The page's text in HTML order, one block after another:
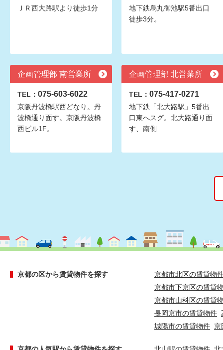
ＪＲ西大路駅より徒歩1分
地下鉄烏丸御池駅5番出口
徒歩3分。
企画管理部 南営業所
TEL： 075-603-6022
京阪丹波橋駅西どなり。丹
波橋通り面す。京阪丹波橋
西ビル1F。
企画管理部 北営業所
TEL： 075-417-0271
地下鉄「北大路駅」5番出
口東へスグ。北大路通り面
す、南側
京都の区から賃貸物件を探す
京都市北区の賃貸物
京都市下京区の賃貸
京都市山科区の賃貸
長岡京市の賃貸物件
城陽市の賃貸物件 京